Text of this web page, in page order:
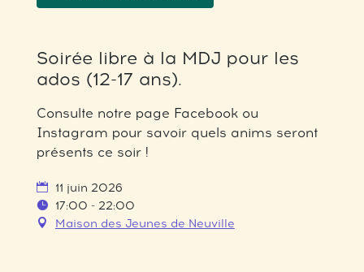
Soirée libre à la MDJ pour les
ados (12-17 ans).
Consulte notre page Facebook ou
Instagram pour savoir quels anims seront
présents ce soir !
11 juin 2026
17:00 - 22:00
Maison des Jeunes de Neuville